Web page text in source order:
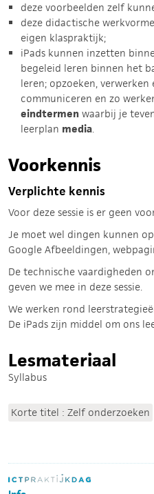
deze voorbeelden zelf
deze didactische
eigen klaspraktijk;
iPads kunnen inzetten
begeleid leren binnen het
leren; opzoeken,
communiceren en zo
eindtermen waarbij je
leerplan media.
Voorkennis
Verplichte kennis
Voor deze sessie is er geen
Je moet wel dingen kunnen
Google Afbeeldingen,
De technische vaardigheden
geven we mee in deze sessie.
We werken rond
De iPads zijn middel om ons
Lesmateriaal
Syllabus
Korte titel : Zelf onderzoeken